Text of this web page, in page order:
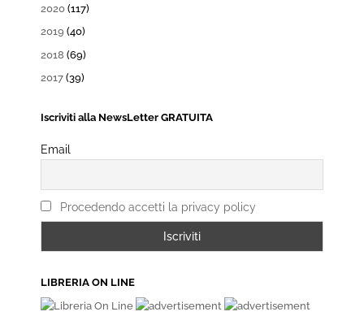
2020 (117)
2019 (40)
2018 (69)
2017 (39)
Iscriviti alla NewsLetter GRATUITA
Email
Procedendo accetti la privacy policy
LIBRERIA ON LINE